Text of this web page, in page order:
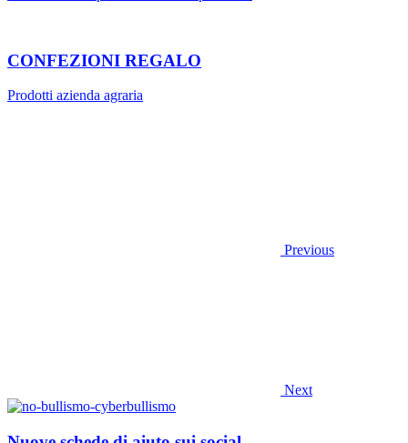
CONFEZIONI REGALO
Prodotti azienda agraria
Previous
Next